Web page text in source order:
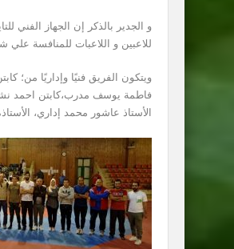
و الجدير بالذكر إن الجهاز الفني
للاعبين و اللاعبات للمنافسة
ويتكون الفريق فنيًا وإداريًا من؛
فاطمة يوسف مدرب،كابتن احمد
الأستاذ عاشور محمد إداري،